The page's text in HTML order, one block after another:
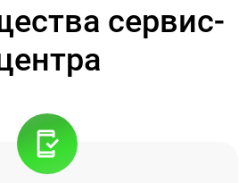
сервис-